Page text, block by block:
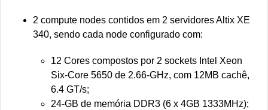
2 compute nodes contidos em 2 servidores Altix XE
340, sendo cada node configurado com:
12 Cores compostos por 2 sockets Intel Xeon
Six‐Core 5650 de 2.66‐GHz, com 12MB cachê,
6.4 GT/s;
24‐GB de memória DDR3 (6 x 4GB 1333MHz);